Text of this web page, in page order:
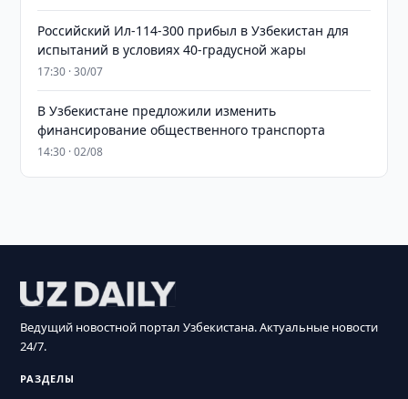
Российский Ил-114-300 прибыл в Узбекистан для
испытаний в условиях 40-градусной жары
17:30 · 30/07
В Узбекистане предложили изменить
финансирование общественного транспорта
14:30 · 02/08
Ведущий новостной портал Узбекистана. Актуальные новости
24/7.
РАЗДЕЛЫ